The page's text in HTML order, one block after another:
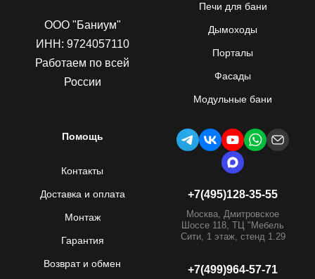
ООО "Баниум"
ИНН: 9724057110
Работаем по всей
России
Печи для бани
Дымоходы
Порталы
Фасады
Модульные бани
Помощь
Контакты
Доставка и оплата
Монтаж
Гарантия
Возврат и обмен
+7(495)128-35-55
Москва, Дмитровское
Шоссе 118, ТЦ "Мебель
Сити, 1 этаж, стенд 1.29
+7(499)964-57-71